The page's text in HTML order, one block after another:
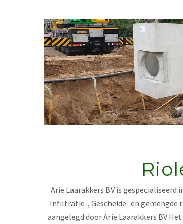
Arie Laarakkers BV is
Infiltratie-, Gescheide- en
aangelegd door Arie Laarakkers BV